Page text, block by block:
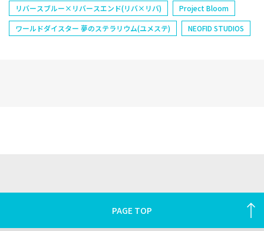
リバースブルー×リバースエンド(リバ×リバ)
Project Bloom
ワールドダイスター 夢のステラリウム(ユメステ)
NEOFID STUDIOS
PAGE TOP